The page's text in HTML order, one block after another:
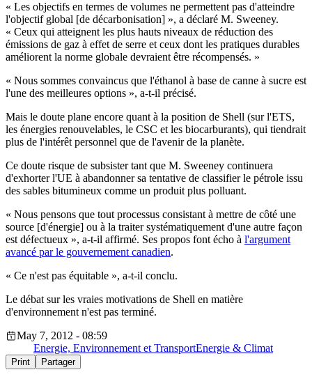
« Les objectifs en termes de volumes ne permettent pas d'atteindre
l'objectif global [de décarbonisation] », a déclaré M. Sweeney.
« Ceux qui atteignent les plus hauts niveaux de réduction des
émissions de gaz à effet de serre et ceux dont les pratiques durables
améliorent la norme globale devraient être récompensés. »
« Nous sommes convaincus que l'éthanol à base de canne à sucre est
l'une des meilleures options », a-t-il précisé.
Mais le doute plane encore quant à la position de Shell (sur l'ETS,
les énergies renouvelables, le CSC et les biocarburants), qui tiendrait
plus de l'intérêt personnel que de l'avenir de la planète.
Ce doute risque de subsister tant que M. Sweeney continuera
d'exhorter l'UE à abandonner sa tentative de classifier le pétrole issu
des sables bitumineux comme un produit plus polluant.
« Nous pensons que tout processus consistant à mettre de côté une
source [d'énergie] ou à la traiter systématiquement d'une autre façon
est défectueux », a-t-il affirmé. Ses propos font écho à l'argument
avancé par le gouvernement canadien.
« Ce n'est pas équitable », a-t-il conclu.
Le débat sur les vraies motivations de Shell en matière
d'environnement n'est pas terminé.
May 7, 2012 - 08:59
Energie, Environnement et TransportEnergie & Climat
Print Partager